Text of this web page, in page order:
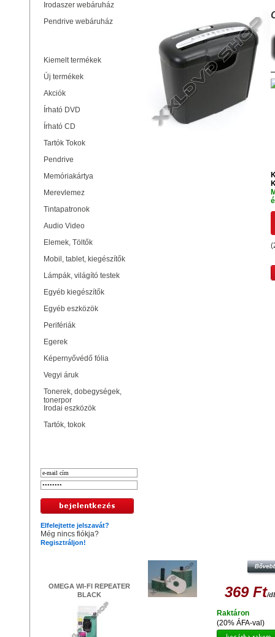
Irodaszer webáruház
Pendrive webáruház
Kiemelt termékek
Új termékek
Akciók
Írható DVD
Írható CD
Tartók Tokok
Pendrive
Memóriakártya
Merevlemez
Tintapatronok
Audio Video
Elemek, Töltők
Mobil, tablet, kiegészítők
Lámpák, világító testek
Egyéb kiegészítők
Egyéb eszközök
Perifériák
Egerek
Képernyővédő fólia
Vegyi áruk
Tonerek, dobegységek,
tonerpor
Irodai eszközök
Tartók, tokok
Elfelejtette jelszavát?
Még nincs fiókja?
Regisztráljon!
OMEGA WI-FI REPEATER
BLACK
369 Ft/
(20% ÁFA-val)
Raktáron